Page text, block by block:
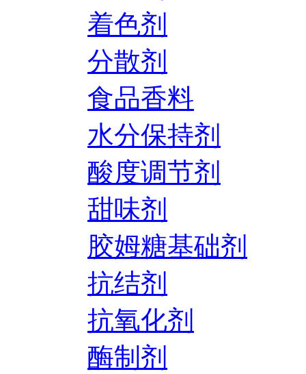
着色剂
分散剂
食品香料
水分保持剂
酸度调节剂
甜味剂
胶姆糖基础剂
抗结剂
抗氧化剂
酶制剂